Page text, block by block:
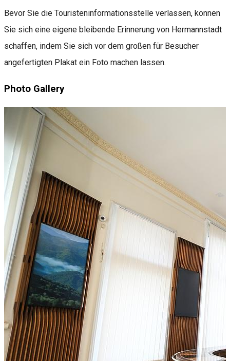
Bevor Sie die Touristeninformationsstelle verlassen, können
Sie sich eine eigene bleibende Erinnerung von Hermannstadt
schaffen, indem Sie sich vor dem großen für Besucher
angefertigten Plakat ein Foto machen lassen.
Photo Gallery